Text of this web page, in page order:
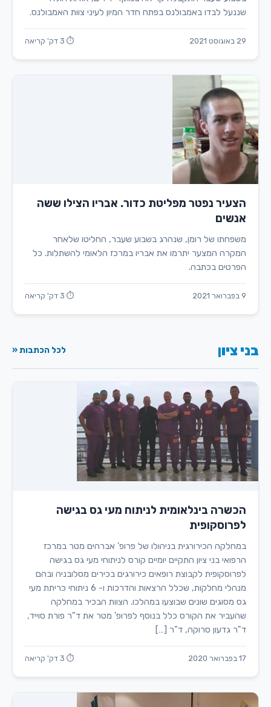
שננעל לבדו באמבולנס בפתח חדר המיון לעיני צוות האמבולנס.
29 באוגוסט 2021 ⏱ 3 דק' קריאה
הצעיר נפטר מפליטת כדור. אבריו הצילו ששה
אנשים
משפחתו של רומן, שנהרג בשבוע שעבר, החליטו שלאחר
המקרה המצער יתרמו את אבריו במרכז הלאומי להשתלות. כל
הפרטים בכתבה.
9 בפברואר 2021 ⏱ 3 דק' קריאה
בני ציון לכל הכתבות «
הכשרה בינלאומית לניתוח מעי גס בגישה
לפרוסקופית
במחלקה הכירורגית בניהולו של פרופ' אברהים מטר במרכז
הרפואי בני ציון התקיים יומיים קורס לניתוחי מעי גס בגישה
לפרוסקופית לקבוצת רופאים כירורגים בכירים מסלובניה ובהם
מנהלי מחלקות, שכלל הרצאות והדרכות ו- 6 ניתוחי כריתת מעי
גס מסוגים שונים שבוצעו במהלכו. הצוות הבכיר במחלקה
שהעביר את הקורס כלל בנוסף לפרופ' מטר את ד"ר פורת סוייד,
ד"ר גדעון סרוקה, ד"ר […]
17 בפברואר 2020 ⏱ 3 דק' קריאה